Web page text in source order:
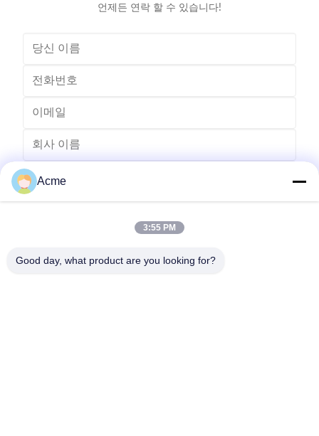
언제든 연락 할 수 있습니다!
전송
Acme
3:55 PM
Good day, what product are you looking for?